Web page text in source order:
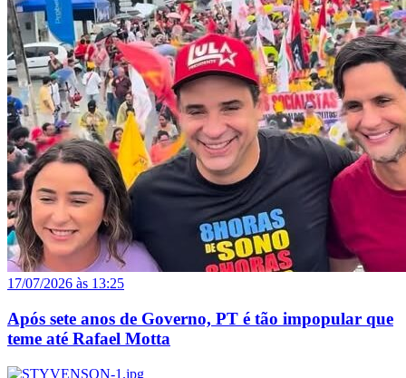
17/07/2026 às 13:25
Após sete anos de Governo, PT é tão impopular que
teme até Rafael Motta